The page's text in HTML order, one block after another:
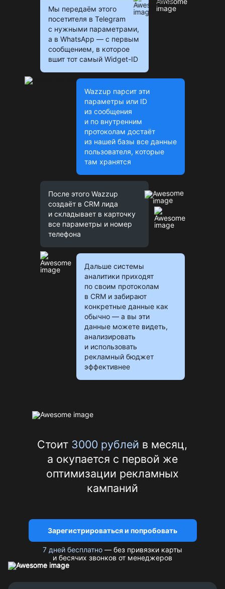
Мы передаём этого
посетителя в Telegram
с нужными параметрами,
а в WhatsApp — с первым
сообщением, в которое
вшит тот самый Widget-ID
Wazzup парсит эти
параметры или ID
из сообщения
и по внутренним
протоколам достаёт
из нашей базы все данные
пользователя, которые
там хранятся
После этого Wazzup
создаёт в CRM лида
и складывает в карточку
все параметры и номер
телефона
Дальше системы
аналитики приходят
по своим протоколам
в CRM и забирают
конкретные данные как
обычно — а вы эти
данные можете видеть,
анализировать
и использовать
рекламный бюджет
эффективнее
Стоит 3000 рублей в месяц,
а окупается с первой же
оптимизации рекламных
кампаний
Зарегистрироваться и попробовать
7 дней бесплатно — без привязки карты
и бесячих звонков от менеджеров